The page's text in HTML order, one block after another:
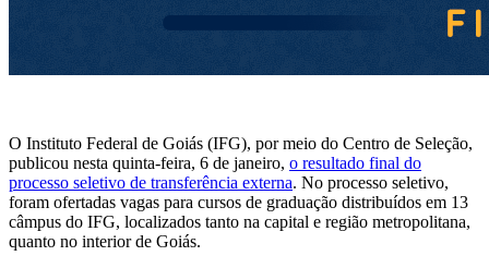
O Instituto Federal de Goiás (IFG), por meio do Centro de Seleção,
publicou nesta quinta-feira, 6 de janeiro, o resultado final do
processo seletivo de transferência externa. No processo seletivo,
foram ofertadas vagas para cursos de graduação distribuídos em 13
câmpus do IFG, localizados tanto na capital e região metropolitana,
quanto no interior de Goiás.